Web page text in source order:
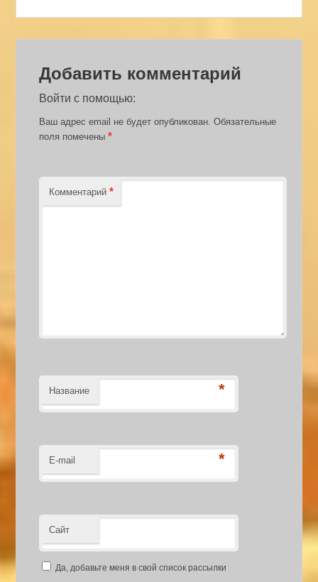
Добавить комментарий
Войти с помощью:
Ваш адрес email не будет опубликован. Обязательные
поля помечены*
Комментарий*
Название *
E-mail *
Сайт
Да, добавьте меня в свой список рассылки